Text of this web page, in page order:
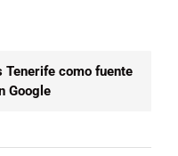
Tenerife como fuente
Google